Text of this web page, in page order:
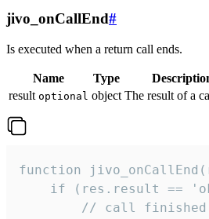
jivo_onCallEnd#
Is executed when a return call ends.
Name Type
result optional object The result of a
function
if (res.result ==
// call